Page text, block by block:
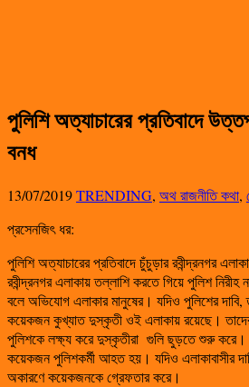
পুলিশি অত্যাচারের প্রতিবাদে
বনধ
13/07/2019TRENDING, অথ রাজনীতি কথা,
প্রসেনজিৎ ধর:
পুলিশি অত্যাচারের প্রতিবাদে চুঁচুড়ার রবীন্দ্রনগর
রবীন্দ্রনগর এলাকায় তল্লাশি করতে গিয়ে পুলিশ নিরীহ
বলে অভিযোগ এলাকার মানুষের। যদিও পুলিশের
কয়েকজন কুখ্যাত দুস্কৃতী ওই এলাকায় রয়েছে।
পুলিশকে লক্ষ্য করে দুস্কৃতীরা গুলি ছুড়তে শুরু
কয়েকজন পুলিশকর্মী আহত হয়। যদিও এলাকাবাসীর
অকারণে কয়েকজনকে গ্রেফতার করে।